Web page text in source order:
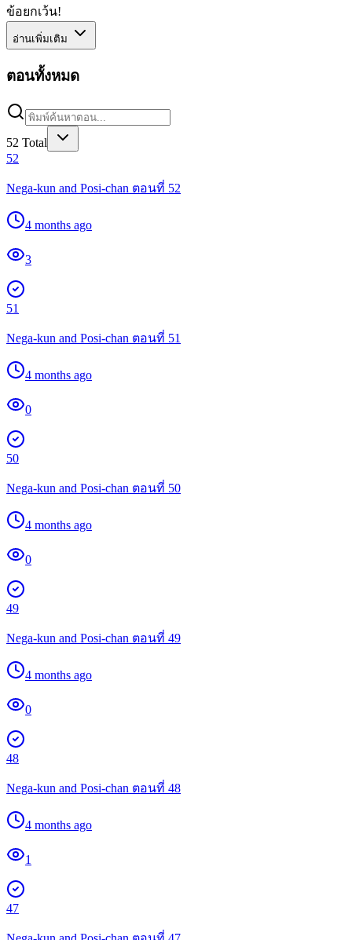
ข้อยกเว้น!
อ่านเพิ่มเติม
ตอนทั้งหมด
52 Total
52
Nega-kun and Posi-chan ตอนที่ 52
4 months ago
3
51
Nega-kun and Posi-chan ตอนที่ 51
4 months ago
0
50
Nega-kun and Posi-chan ตอนที่ 50
4 months ago
0
49
Nega-kun and Posi-chan ตอนที่ 49
4 months ago
0
48
Nega-kun and Posi-chan ตอนที่ 48
4 months ago
1
47